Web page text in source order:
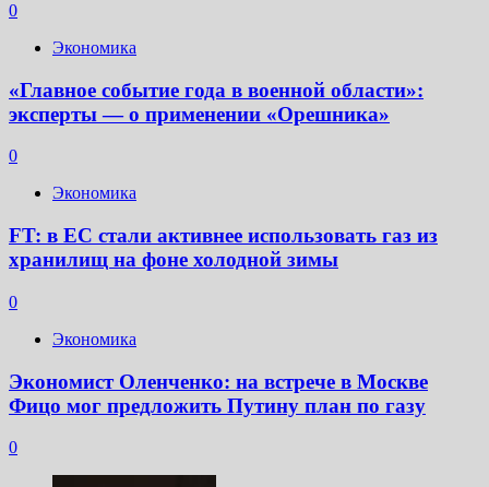
0
Экономика
«Главное событие года в военной области»:
эксперты — о применении «Орешника»
0
Экономика
FT: в ЕС стали активнее использовать газ из
хранилищ на фоне холодной зимы
0
Экономика
Экономист Оленченко: на встрече в Москве
Фицо мог предложить Путину план по газу
0